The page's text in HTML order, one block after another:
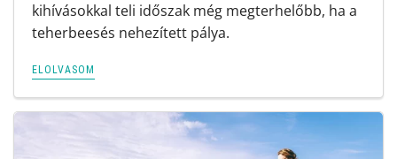
kihívásokkal teli időszak még megterhelőbb, ha a
teherbeesés nehezített pálya.
ELOLVASOM